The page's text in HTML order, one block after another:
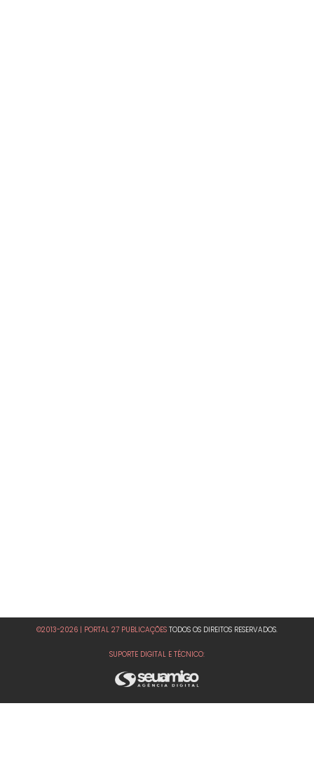
©2013-2026 | PORTAL 27 PUBLICAÇÕES TODOS OS DIREITOS RESERVADOS.
SUPORTE DIGITAL E TÉCNICO: